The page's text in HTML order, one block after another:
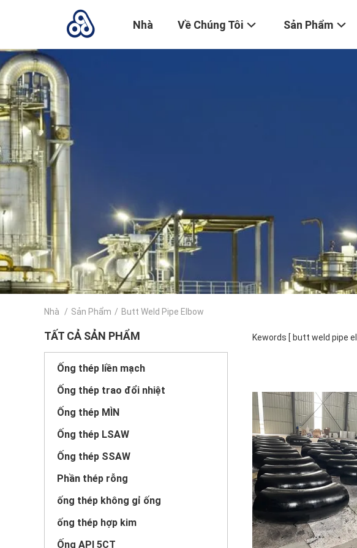
Nhà Về Chúng Tôi Sản Phẩm
Nhà / Sản Phẩm / Butt Weld Pipe Elbow
TẤT CẢ SẢN PHẨM
Ống thép liền mạch
Ống thép trao đổi nhiệt
Ống thép MÌN
Ống thép LSAW
Ống thép SSAW
Phần thép rỗng
ống thép không gỉ ống
ống thép hợp kim
Ống API 5CT
Kewords [ butt weld pipe